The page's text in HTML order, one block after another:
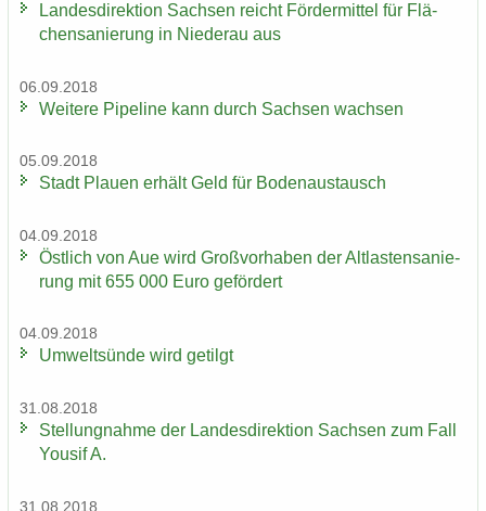
Lan­des­di­rek­ti­on Sach­sen reicht För­der­mit­tel für Flä­
chen­sa­nie­rung in Nie­der­au aus
06.09.2018
Wei­te­re Pipe­line kann durch Sach­sen wach­sen
05.09.2018
Stadt Plau­en er­hält Geld für Bo­den­aus­tausch
04.09.2018
Öst­lich von Aue wird Groß­vor­ha­ben der Alt­las­ten­sa­nie­
rung mit 655 000 Euro ge­för­dert
04.09.2018
Um­welt­sün­de wird ge­tilgt
31.08.2018
Stel­lung­nah­me der Lan­des­di­rek­ti­on Sach­sen zum Fall
You­sif A.
31.08.2018